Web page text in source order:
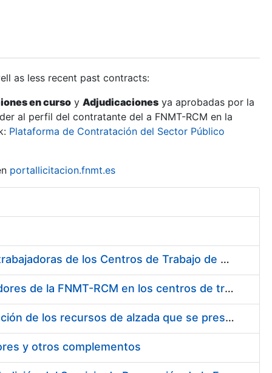
as less recent past contracts:
en curso y Adjudicaciones ya aprobadas por la
al perfil del contratante del a FNMT-RCM en la
Plataforma de Contratación del Sector Público
portallicitacion.fnmt.es
Suministro de Protectores Auditivos a medida para las personas trabajadoras de los Centros de Trabajo de Madrid y Burgos
Suministro de gafas graduadas antiproyecciones para los trabajadores de la FNMT-RCM en los centros de trabajo de Madrid y Burgos
Servicios de una empresa externa para el asesoramiento y resolución de los recursos de alzada que se presentan relacionados con procesos de selección para la FNMT-RCM
y otros complementos